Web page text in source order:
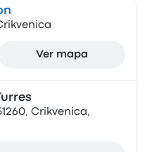
Ver mapa
Crikvenica,